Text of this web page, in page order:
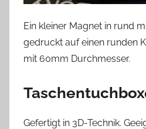
Ein kleiner Magnet in rund
gedruckt auf einen runden
mit 60mm Durchmesser.
Gefertigt in 3D-Technik.